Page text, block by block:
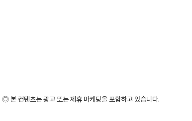
◎ 본 컨텐츠는 광고 또는 제휴 마케팅을 포함하고 있습니다.